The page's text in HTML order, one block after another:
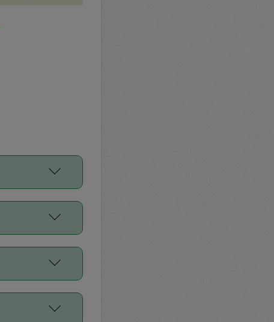
ご利用くださ
申請すること
均値、などで
／Diners